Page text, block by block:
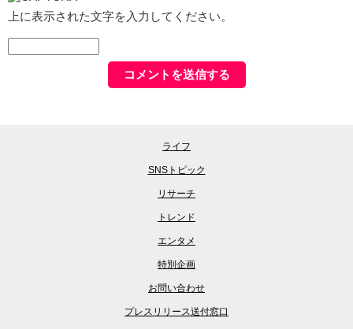
上に表示された文字を入力してください。
ライフ
SNSトピック
リサーチ
トレンド
エンタメ
特別企画
お問い合わせ
プレスリリース送付窓口